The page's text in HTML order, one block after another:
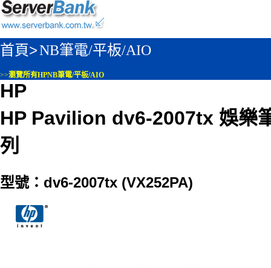
首頁>NB筆電/平板/AIO
>>瀏覽所有HPNB筆電/平板/AIO
HP
HP Pavilion dv6-2007tx 娛樂
列
型號：dv6-2007tx (VX252PA)